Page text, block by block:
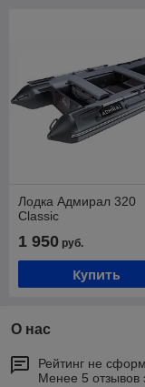
Лодка Адмирал 320
Classic
1 950 руб.
Купить
О нас
Рейтинг не
Менее 5 отзывов